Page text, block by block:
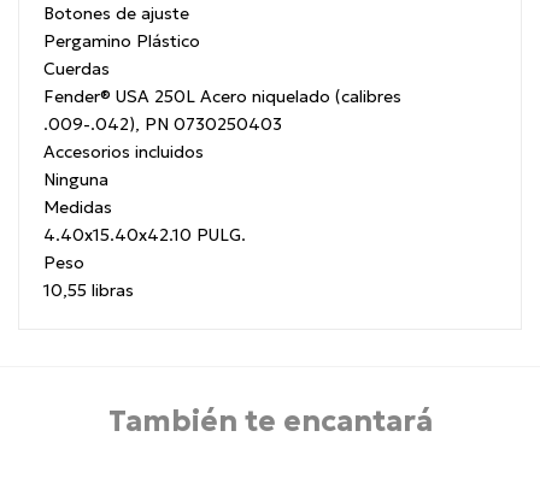
Botones de ajuste
Pergamino Plástico
Cuerdas
Fender® USA 250L Acero niquelado (calibres
.009-.042), PN 0730250403
Accesorios incluidos
Ninguna
Medidas
4.40x15.40x42.10 PULG.
Peso
10,55 libras
También te encantará